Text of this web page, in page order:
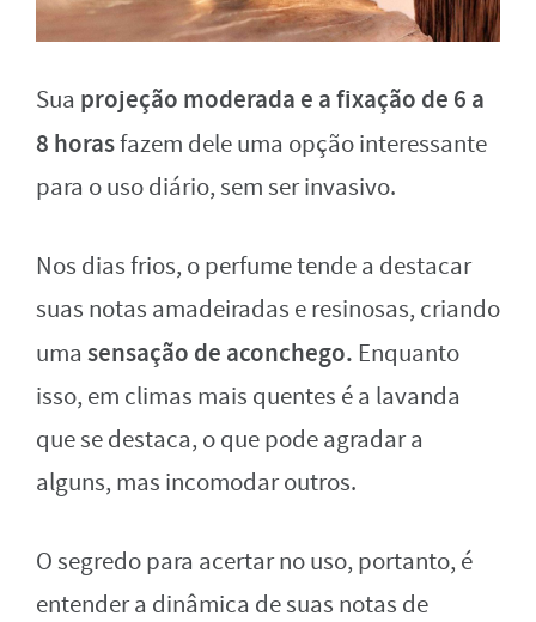
Sua projeção moderada e a fixação de 6 a
8 horasfazem dele uma opção interessante
para o uso diário, sem ser invasivo.
Nos dias frios, o perfume tende a destacar
suas notas amadeiradas e resinosas, criando
uma sensação de aconchego. Enquanto
isso, em climas mais quentes é a lavanda
que se destaca, o que pode agradar a
alguns, mas incomodar outros.
O segredo para acertar no uso, portanto, é
entender a dinâmica de suas notas de